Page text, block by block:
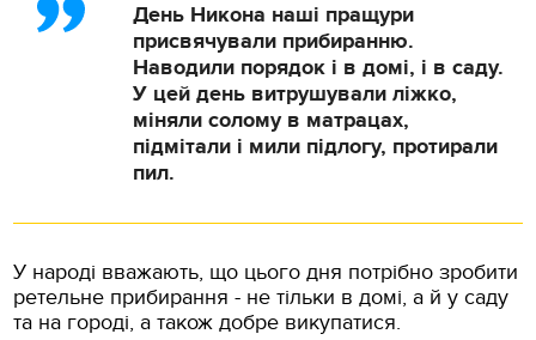
День Никона наші пращури
присвячували прибиранню.
Наводили порядок і в домі, і в саду.
У цей день витрушували ліжко,
міняли солому в матрацах,
підмітали і мили підлогу, протирали
пил.
У народі вважають, що цього дня потрібно зробити
ретельне прибирання - не тільки в домі, а й у саду
та на городі, а також добре викупатися.